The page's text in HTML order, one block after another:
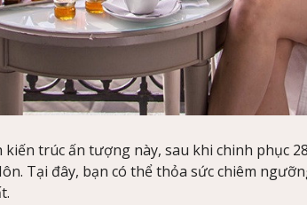
trúc ấn tượng này, sau khi chinh phục
Tại đây, bạn có thể thỏa sức chiêm